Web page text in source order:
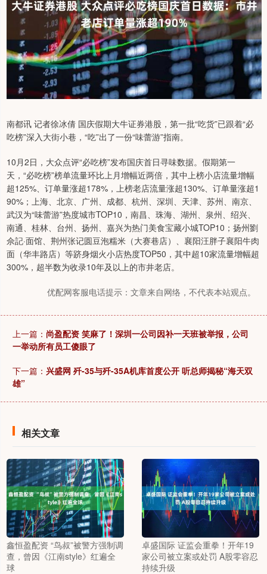
南都讯 记者徐冰倩 国庆假期大牛证券港股，第一批“吃货”已跟着“必
吃榜”深入大街小巷，“吃”出了一份“味蕾游”指南。
10月2日，大众点评“必吃榜”发布国庆首日寻味数据。假期第一
天，“必吃榜”榜单流量环比上月增幅近两倍，其中上榜小店流量增幅
超125%、订单量涨超178%，上榜老店流量涨超130%、订单量涨超1
90%；上海、北京、广州、成都、杭州、深圳、天津、苏州、南京、
武汉为“味蕾游”热度城市TOP10，南昌、珠海、湖州、泉州、绍兴、
南通、桂林、台州、扬州、嘉兴为热门美食宝藏小城TOP10；扬州劉
佘記·面馆、荆州张记圆豆泡糯米（大赛巷店）、襄阳汪胖子襄阳牛肉
面（华丰路店）等跻身烟火小店热度TOP50，其中超10家流量增幅超
300%，超半数为收录10年及以上的市井老店。
优配网客服电话提示：文章来自网络，不代表本站观点。
上一篇： 尚盈配资 笑麻了！深圳一公司因补一天班被举报，公司
一举动所有员工傻眼了
下一篇： 兴盛网 歼-35与歼-35A机库首度公开 听总师揭秘“海天双
雄”
相关文章
鑫恒盈配资 “鸟叔”被警方强制调
查，曾因《江南style》红遍全
球
卓盛国际 证监会重拳！开年19
家公司被立案或处罚 A股零容忍
持续升级